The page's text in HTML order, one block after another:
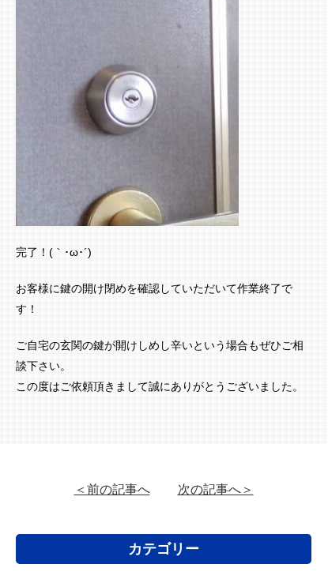
完了！(｀･ω･´)ゞ
お客様に鍵の開け閉めを確認していただいて作業終了で
す！
ご自宅の玄関の鍵が開けしめし辛いという場合もぜひご相
談下さい。
この度はご依頼頂きまして誠にありがとうございました。
＜前の記事へ 次の記事へ＞
カテゴリー